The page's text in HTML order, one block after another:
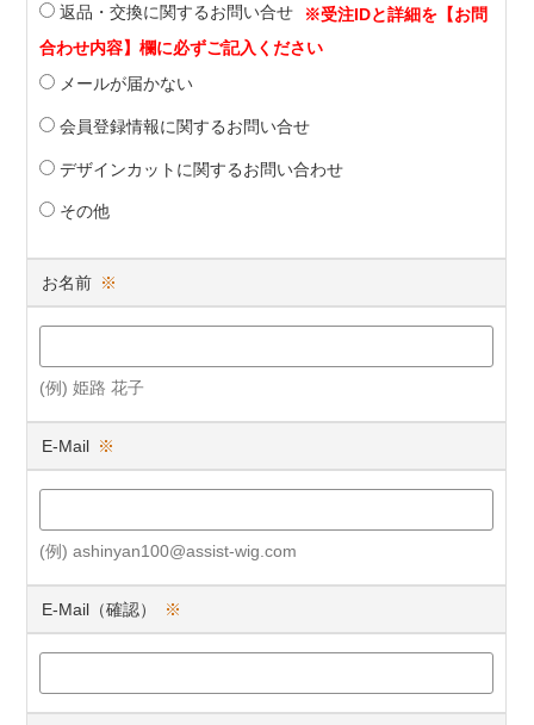
返品・交換に関するお問い合せ
メールが届かない
会員登録情報に関するお問い合せ
デザインカットに関するお問い合わせ
その他
お名前 ※
(例) 姫路 花子
E-Mail ※
(例) ashinyan100@assist-wig.com
E-Mail（確認） ※